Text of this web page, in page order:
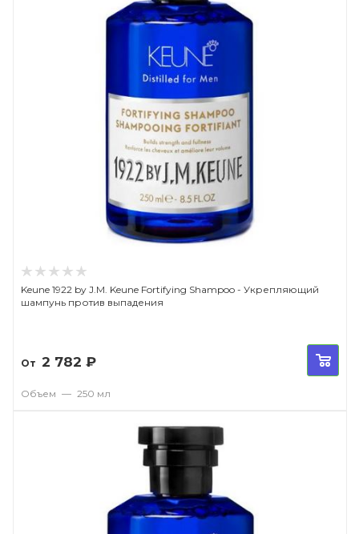
Keune 1922 by J.M. Keune Fortifying Shampoo - Укрепляющий
шампунь против выпадения
От 2 782 ₽
Объем — 250 мл